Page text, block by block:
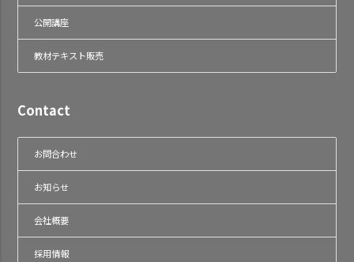
公開講座
教材テキスト販売
Contact
お問合わせ
お知らせ
会社概要
採用情報